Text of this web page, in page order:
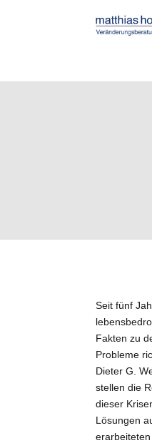
Seit fünf
Fakten zu
Probleme
Dieter G.
stellen die
dieser
Lösungen